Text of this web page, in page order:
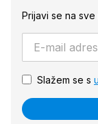
Prijavi se na sve
Slažem se s